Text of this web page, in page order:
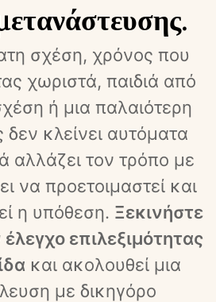
σχέση, χρόνος που
χωριστά, παιδιά από
ή μια παλαιότερη
δεν κλείνει αυτόματα
αλλάζει τον τρόπο με
να προετοιμαστεί και
η υπόθεση. Ξεκινήστε
επιλεξιμότητας
και ακολουθεί μια
με δικηγόρο